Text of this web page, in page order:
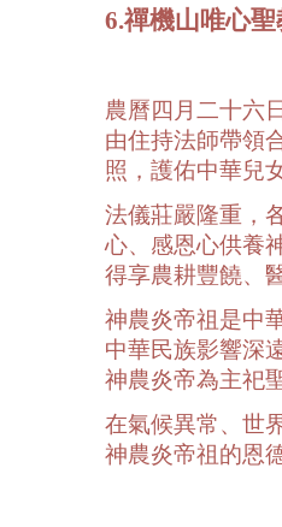
6.禪機山唯心
農曆四月二十六
由住持法師帶領
照，護佑中華兒
法儀莊嚴隆重，
心、感恩心供養
得享農耕豐饒、
神農炎帝祖是中
中華民族影響深
神農炎帝為主祀
在氣候異常、世
神農炎帝祖的恩